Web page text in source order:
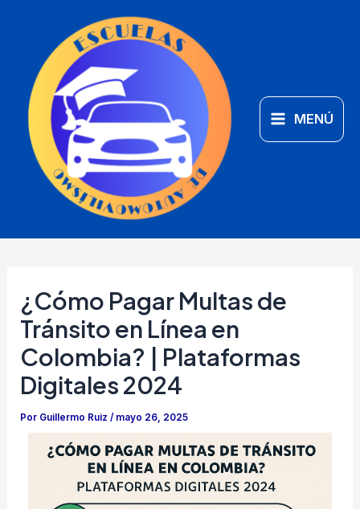
contenido
MENÚ
¿Cómo Pagar Multas de
Tránsito en Línea en
Colombia? | Plataformas
Digitales 2024
Por Guillermo Ruiz/ mayo 26, 2025